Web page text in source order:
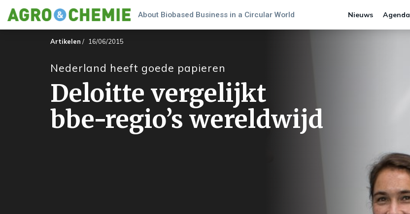
About Biobased Business in a Circular World Nieuws Agenda
Artikelen / 16/06/2015
Nederland heeft goede papieren
Deloitte vergelijkt
bbe-regio’s wereldwijd